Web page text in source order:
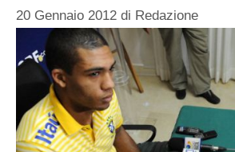
20 Gennaio 2012 di Redazione